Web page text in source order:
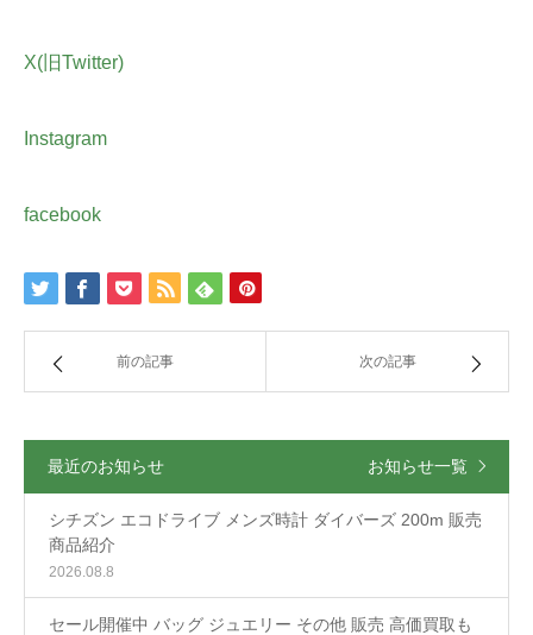
X(旧Twitter)
Instagram
facebook
前の記事 次の記事
最近のお知らせ お知らせ一覧
シチズン エコドライブ メンズ時計 ダイバーズ 200m 販売
商品紹介
2026.08.8
セール開催中 バッグ ジュエリー その他 販売 高価買取も